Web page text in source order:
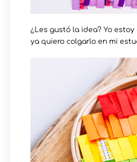
¿Les gustó la idea? Yo estoy
ya quiero colgarlo en mi